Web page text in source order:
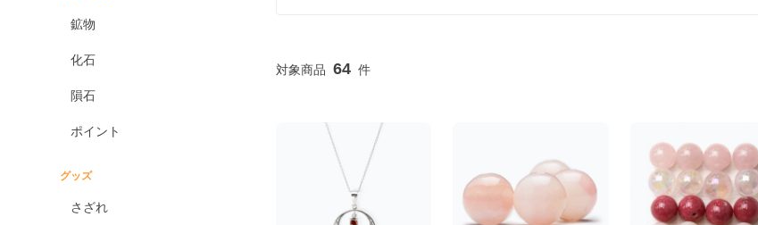
鉱物
化石
隕石
ポイント
グッズ
さざれ
64